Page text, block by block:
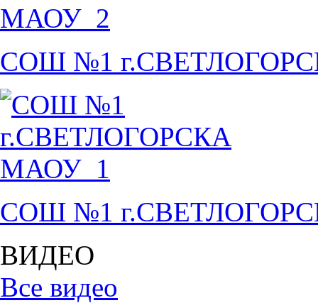
СОШ №1
СОШ №1
ВИДЕО
Все видео